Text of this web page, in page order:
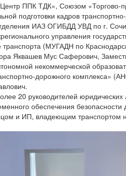
ППК ТДК», Союзом «Торгово-
подготовки кадров
ИАЗ ОГИБДД УВД по г.
управления
(МУГАДН по
Яквашев Мус Саферович,
некоммерческой
дорожного комплекса»
20 руководителей
обеспечения
и ИП, владеющим транспортом